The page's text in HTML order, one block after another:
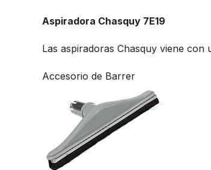
Aspiradora Chasquy 7E19
Las aspiradoras Chasquy viene con
Accesorio de Barrer